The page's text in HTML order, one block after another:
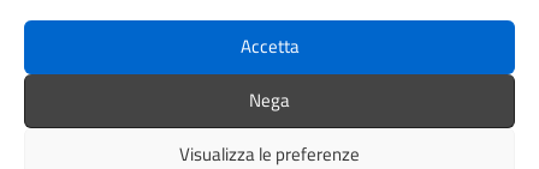
Accetta
Nega
Visualizza le preferenze
Segnalazione disservizio
Amministrazione trasparente
Amministrazione trasparente fino al 29/10/2024
Nuovo Albo Pretorio